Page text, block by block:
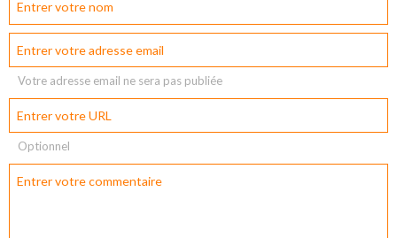
Votre adresse email ne sera pas publiée
Optionnel